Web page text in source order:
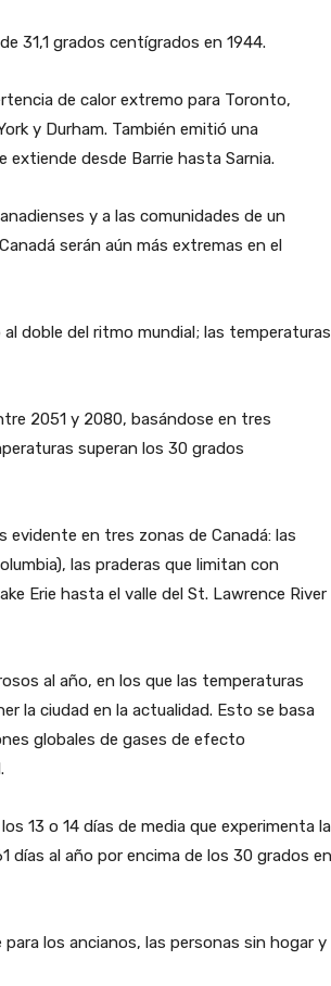
31,1 grados centígrados en 1944.
de calor extremo para Toronto,
y Durham. También emitió una
extiende desde Barrie hasta Sarnia.
y a las comunidades de un
serán aún más extremas en el
doble del ritmo mundial; las temperaturas
2051 y 2080, basándose en tres
superan los 30 grados
evidente en tres zonas de Canadá: las
las praderas que limitan con
Erie hasta el valle del St. Lawrence River
al año, en los que las temperaturas
la ciudad en la actualidad. Esto se basa
globales de gases de efecto
13 o 14 días de media que experimenta la
días al año por encima de los 30 grados en
los ancianos, las personas sin hogar y